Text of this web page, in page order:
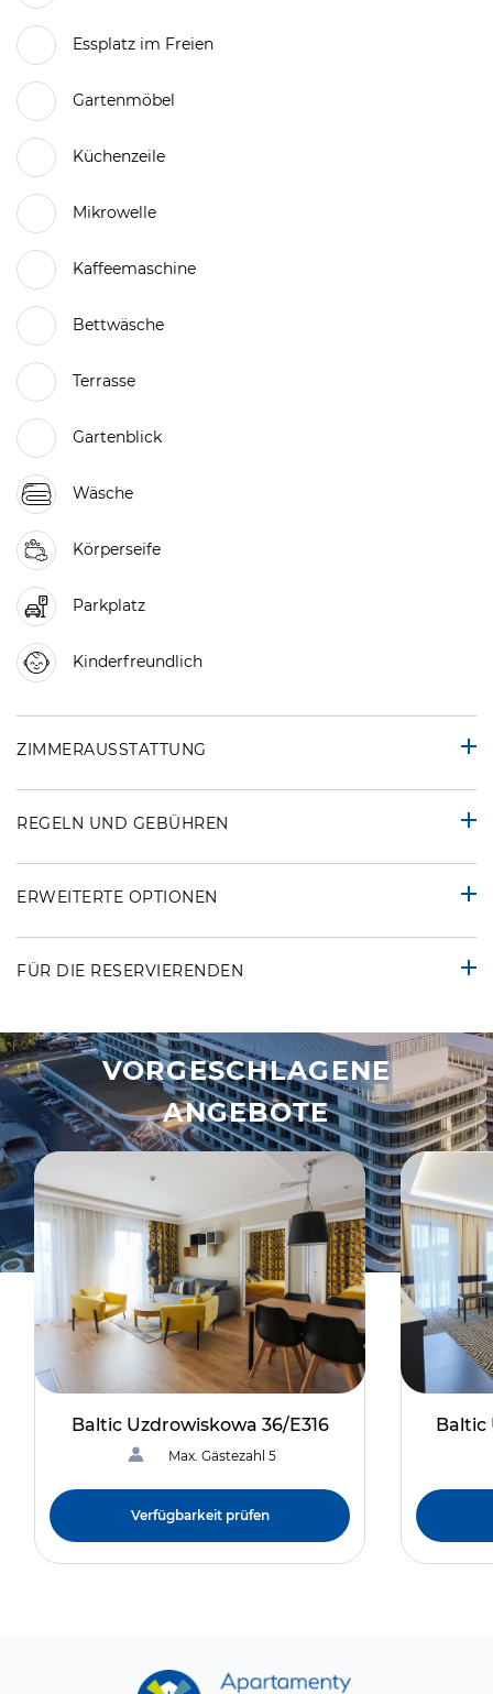
Essplatz im Freien
Gartenmöbel
Küchenzeile
Mikrowelle
Kaffeemaschine
Bettwäsche
Terrasse
Gartenblick
Wäsche
Körperseife
Parkplatz
Kinderfreundlich
ZIMMERAUSSTATTUNG
REGELN UND GEBÜHREN
ERWEITERTE OPTIONEN
FÜR DIE RESERVIERENDEN
VORGESCHLAGENE
ANGEBOTE
Baltic Uzdrowiskowa 36/E316
Max. Gästezahl 5
Verfügbarkeit prüfen
Baltic